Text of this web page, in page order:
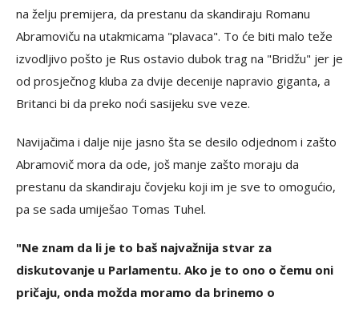
na želju premijera, da prestanu da skandiraju Romanu
Abramoviču na utakmicama "plavaca". To će biti malo teže
izvodljivo pošto je Rus ostavio dubok trag na "Bridžu" jer je
od prosječnog kluba za dvije decenije napravio giganta, a
Britanci bi da preko noći sasijeku sve veze.
Navijačima i dalje nije jasno šta se desilo odjednom i zašto
Abramovič mora da ode, još manje zašto moraju da
prestanu da skandiraju čovjeku koji im je sve to omogućio,
pa se sada umiješao Tomas Tuhel.
"Ne znam da li je to baš najvažnija stvar za
diskutovanje u Parlamentu. Ako je to ono o čemu oni
pričaju, onda možda moramo da brinemo o